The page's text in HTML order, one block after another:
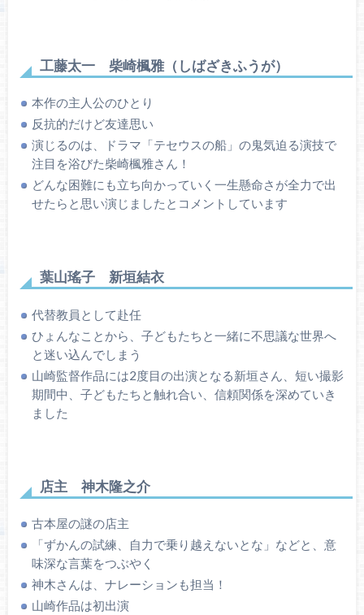
工藤太一 柴崎楓雅（しばざきふうが）
本作の主人公のひとり
反抗的だけど友達思い
演じるのは、ドラマ「テセウスの船」の鬼気迫る演技で
注目を浴びた柴崎楓雅さん！
どんな困難にも立ち向かっていく一生懸命さが全力で出
せたらと思い演じましたとコメントしています
葉山瑤子 新垣結衣
代替教員として赴任
ひょんなことから、子どもたちと一緒に不思議な世界へ
と迷い込んでしまう
山崎監督作品には2度目の出演となる新垣さん、短い撮影
期間中、子どもたちと触れ合い、信頼関係を深めていき
ました
店主 神木隆之介
古本屋の謎の店主
「ずかんの試練、自力で乗り越えないとな」などと、意
味深な言葉をつぶやく
神木さんは、ナレーションも担当！
山崎作品は初出演